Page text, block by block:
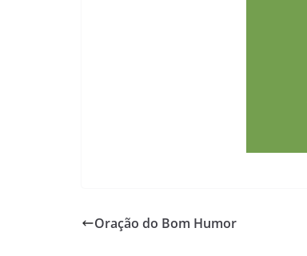
Oração do Bom Humor